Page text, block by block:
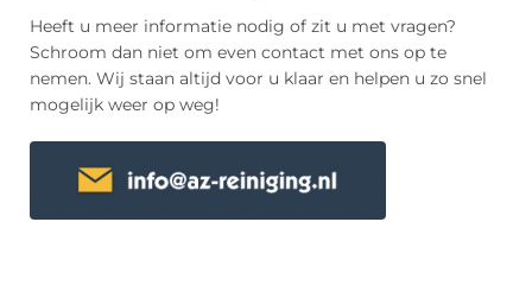
Heeft u meer informatie nodig of zit u met vragen?
Schroom dan niet om even contact met ons op te
nemen. Wij staan altijd voor u klaar en helpen u zo snel
mogelijk weer op weg!